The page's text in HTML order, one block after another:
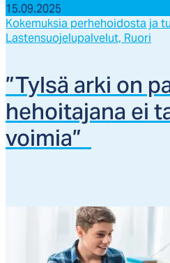
15.09.2025
Kokemuksia perhehoidosta ja
Lastensuojelupalvelut, Ruori
”Tyl­sä ar­ki on
he­hoi­ta­ja­na ei
voi­mia”